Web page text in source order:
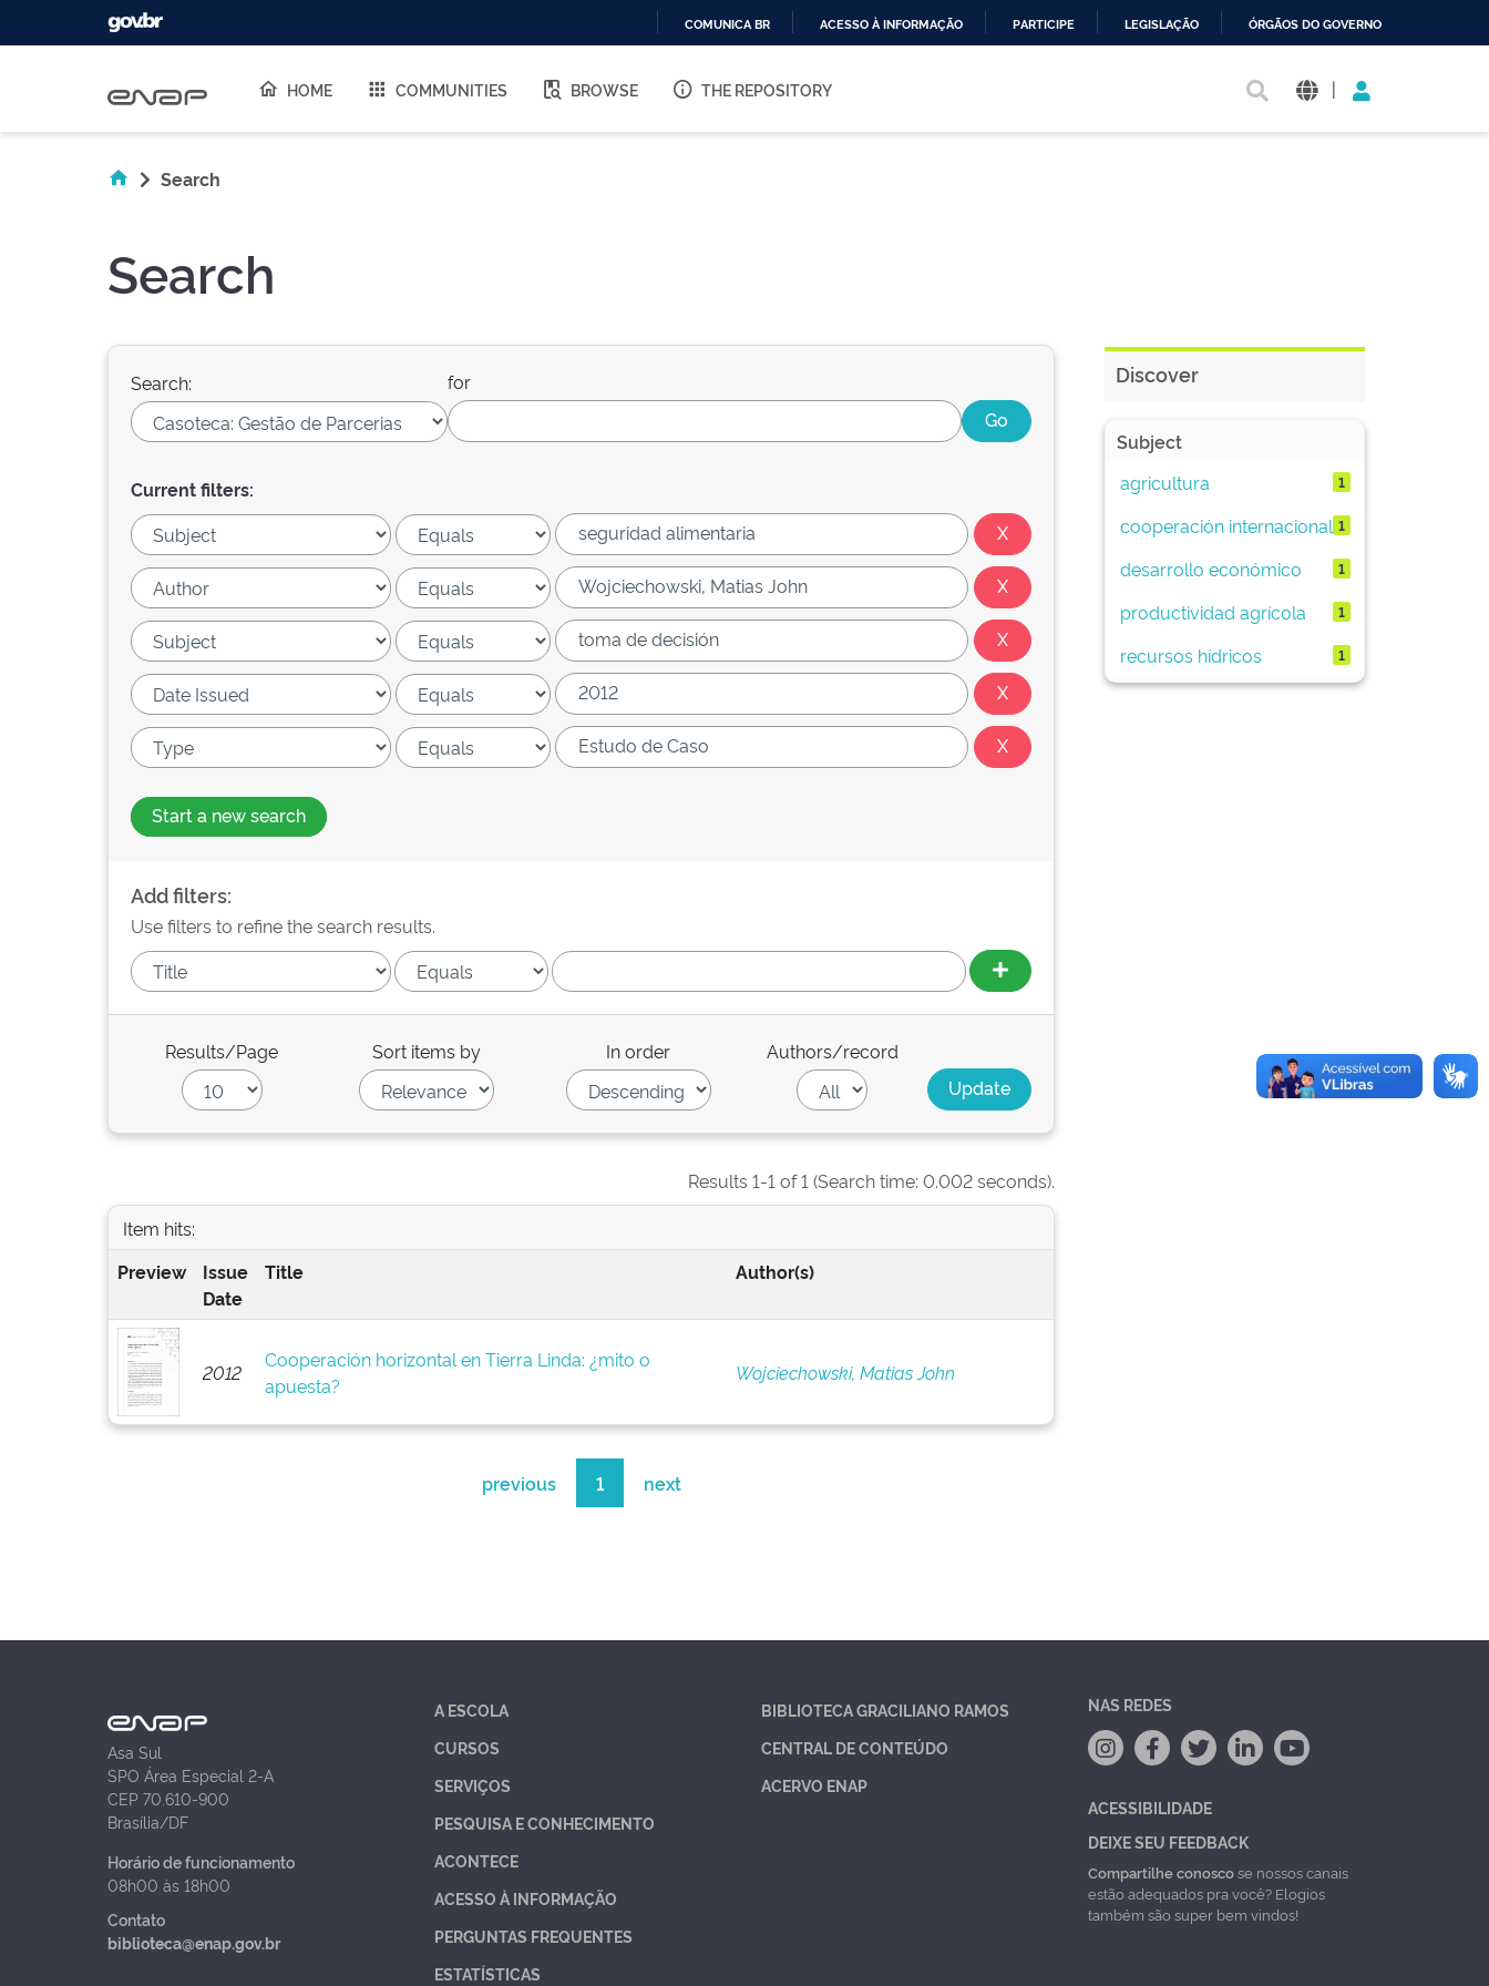
O
COMUNICA BR ACESSO À INFORMAÇÃO PARTICIPE LEGISLAÇÃO ÓRGÃOS DO GOVERNO
HOME COMMUNITIES BROWSE THE REPOSITORY |
Search
Search
Search: for
Current filters:
Start a new search
Add filters:
Use filters to refine the search results.
Results/Page Sort items by In order Authors/record
Results 1-1 of 1 (Search time: 0.002 seconds).
Item hits:
Preview
Issue
Date
Title Author(s)
2012
Cooperación horizontal en Tierra Linda: ¿mito o
apuesta?
Wojciechowski, Matias John
previous 1 next
Discover
Subject
agricultura
1
cooperación internacional 1
desarrollo económico 1
productividad agrícola 1
recursos hídricos 1
Asa Sul
SPO Área Especial 2-A
CEP 70.610-900
Brasília/DF
Horário de funcionamento
08h00 às 18h00
Contato
biblioteca@enap.gov.br
A ESCOLA
CURSOS
SERVIÇOS
PESQUISA E CONHECIMENTO
ACONTECE
ACESSO À INFORMAÇÃO
PERGUNTAS FREQUENTES
ESTATÍSTICAS
BIBLIOTECA GRACILIANO RAMOS
CENTRAL DE CONTEÚDO
ACERVO ENAP
NAS REDES
ACESSIBILIDADE
DEIXE SEU FEEDBACK
Compartilhe conoscose nossos canais
estão adequados pra você? Elogios
também são super bem vindos!